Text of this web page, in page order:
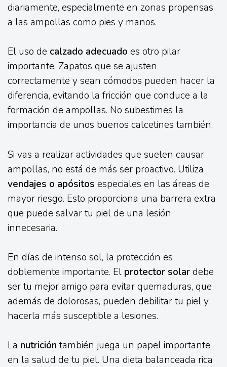
diariamente, especialmente en zonas propensas
a las ampollas como pies y manos.
El uso de calzado adecuado es otro pilar
importante. Zapatos que se ajusten
correctamente y sean cómodos pueden hacer la
diferencia, evitando la fricción que conduce a la
formación de ampollas. No subestimes la
importancia de unos buenos calcetines también.
Si vas a realizar actividades que suelen causar
ampollas, no está de más ser proactivo. Utiliza
vendajes o apósitos especiales en las áreas de
mayor riesgo. Esto proporciona una barrera extra
que puede salvar tu piel de una lesión
innecesaria.
En días de intenso sol, la protección es
doblemente importante. El protector solardebe
ser tu mejor amigo para evitar quemaduras, que
además de dolorosas, pueden debilitar tu piel y
hacerla más susceptible a lesiones.
La nutrición también juega un papel importante
en la salud de tu piel. Una dieta balanceada rica